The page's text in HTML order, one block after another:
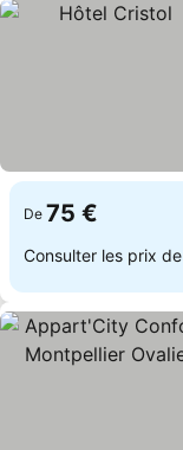
De 75 €
Consulter les prix de